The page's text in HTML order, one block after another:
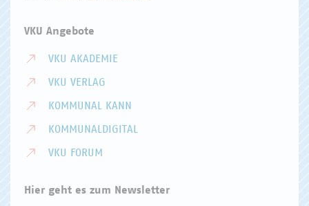
VKU Angebote
VKU AKADEMIE
VKU VERLAG
KOMMUNAL KANN
KOMMUNALDIGITAL
VKU FORUM
Hier geht es zum Newsletter